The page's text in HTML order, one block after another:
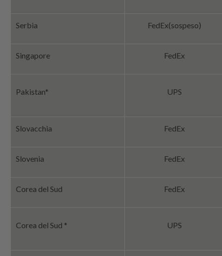
Serbia FedEx(sospeso)
Singapore FedEx
Pakistan* UPS
Slovacchia FedEx
Slovenia FedEx
Corea del Sud FedEx
Corea del Sud * UPS